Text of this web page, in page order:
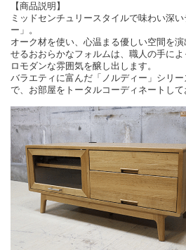
【商品説明】
ミッドセンチュリースタイルで味わい深
ー」。
オーク材を使い、心温まる優しい空間を
せるおおらかなフォルムは、職人の手に
ロモダンな雰囲気を醸し出します。
バラエティに富んだ「ノルディー」シリ
で、お部屋をトータルコーディネートして